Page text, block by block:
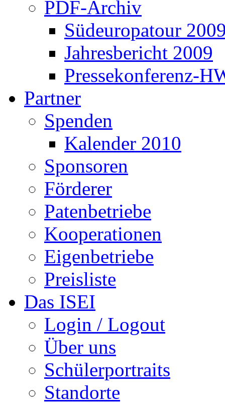
PDF-Archiv
Südeuropatour
Jahresbericht 2009
Pressekonferenz-
Partner
Spenden
Kalender 2010
Sponsoren
Förderer
Patenbetriebe
Kooperationen
Eigenbetriebe
Preisliste
Das ISEI
Login / Logout
Über uns
Schülerportraits
Standorte